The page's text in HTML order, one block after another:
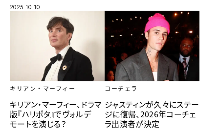
2025.10.10
キリアン・マーフィー
キリアン・マーフィー、ドラマ
版『ハリポタ』でヴォルデ
モートを演じる？
コーチェラ
ジャスティンが久々にステー
ジに復帰、2026年コーチェ
ラ出演者が決定